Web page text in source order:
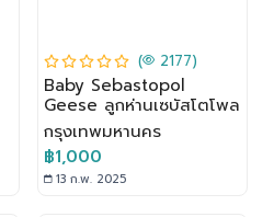
( 2177)
Baby Sebastopol
Geese ลูกห่านเซบัสโตโพล
กรุงเทพมหานคร
฿1,000
13 ก.พ. 2025